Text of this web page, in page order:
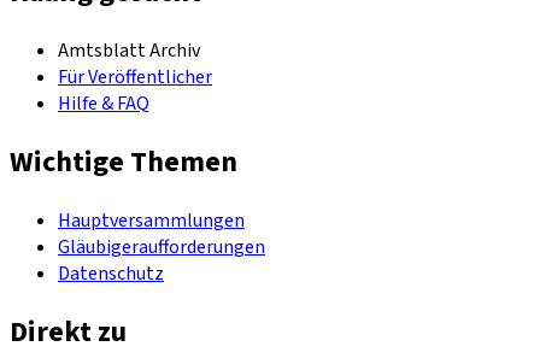
Amtsblatt Archiv
Für Veröffentlicher
Hilfe & FAQ
Wichtige Themen
Hauptversammlungen
Gläubigeraufforderungen
Datenschutz
Direkt zu